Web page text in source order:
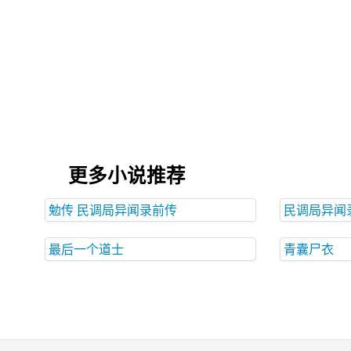
更多小说推荐
勉传 民调局异闻录前传 民调局异闻
最后一个道士 青囊尸衣